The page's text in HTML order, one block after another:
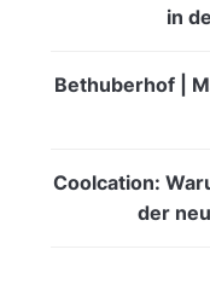
in
Bethuberhof |
Coolcation:
der